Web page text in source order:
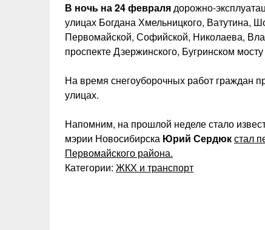
В ночь на 24 февралядорожно-
улицах Богдана Хмельницкого, Ватутина,
Первомайской, Софийской, Николаева,
проспекте Дзержинского, Бугринском
На время снегоуборочных работ граждан
улицах.
Напомним, на прошлой неделе стало
мэрии Новосибирска Юрий Сердюкстал
Первомайского района.
Категории: ЖКХ и транспорт